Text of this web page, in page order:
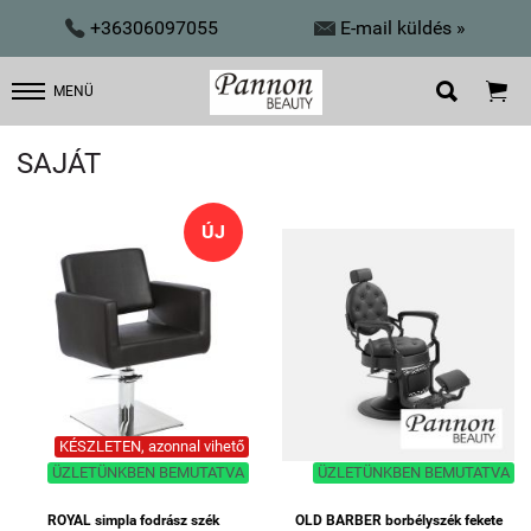
 +36306097055  E-mail küldés »
MENÜ  
SAJÁT
ÚJ
KÉSZLETEN, azonnal vihető
ÜZLETÜNKBEN BEMUTATVA
ROYAL simpla fodrász szék
ÜZLETÜNKBEN BEMUTATVA
OLD BARBER borbélyszék fekete